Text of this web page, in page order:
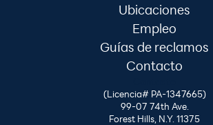
Ubicaciones
Empleo
Guías de reclamos
Contacto
(Licencia# PA-1347665)
99-07 74th Ave.
Forest Hills, N.Y. 11375